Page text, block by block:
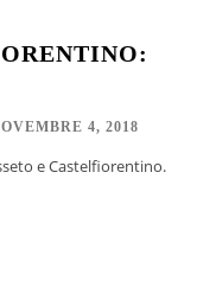
4, 2018
e Castelfiorentino.